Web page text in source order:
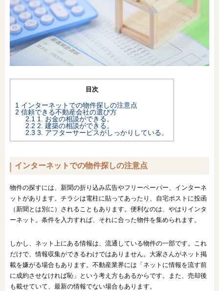
オンライン相談会
目次
1 インターネットでの物件探しの注意点
2 信頼できる不動産会社の選び方
2.1 1. お金の相談ができる。
2.2 2. 建築の相談ができる。
2.3 3. アフターサービスがしっかりしている。
インターネットでの物件探しの注意点
物件の探すには、新聞の折り込み広告やフリーペーパー、インターネ
ットがあります。チラシは電柱に貼ってあったり、自宅ポストに投函
（新聞とは別に）されることもあります。便利なのは、やはりインタ
ーネット。条件を入力すれば、それに合った物件を集められます。
しかし、ネット上にある情報は、流通している物件の一部です。これ
だけで、情報収集ができるわけではありません。大家さんがネット掲
載を嫌がる場合もあります。不動産業界には「ネットに情報を流す前
に成約させなければ恥」という考え方もあるからです。また、売却後
も載せていて、最新の情報でない場合もあります。